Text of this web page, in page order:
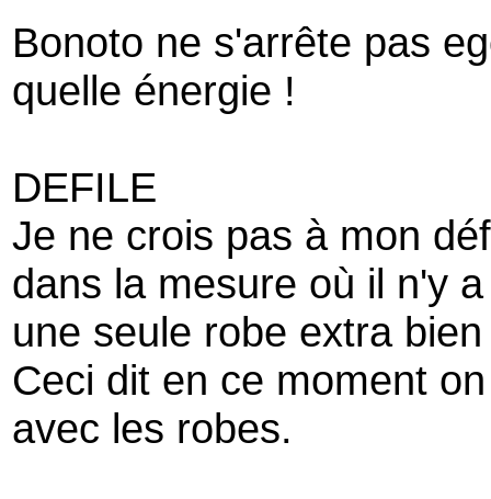
Bonoto ne s'arrête pas
quelle énergie !
DEFILE
Je ne crois pas à mon
dans la mesure où il n'y
une seule robe extra
Ceci dit en ce moment
avec les robes.